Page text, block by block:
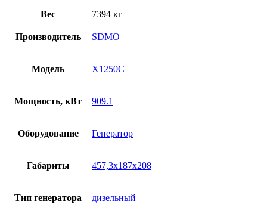
Вес 7394 кг
Производитель SDMO
Модель X1250C
Мощность, кВт 909.1
Оборудование Генератор
Габариты 457,3x187x208
Тип генератора дизельный